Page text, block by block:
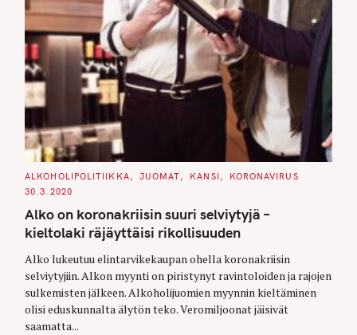
C
T
G
R
S
ALKOHOLIPOLITIIKKA JUOMAT KANSI
KORONAVIRUS
30.3.2020
Alko on koronakriisin suuri selviytyjä –
kieltolaki räjäyttäisi rikollisuuden
Alko lukeutuu elintarvikekaupan ohella koronakriisin
selviytyjiin. Alkon myynti on piristynyt ravintoloiden ja rajojen
sulkemisten jälkeen. Alkoholijuomien myynnin kieltäminen
olisi eduskunnalta älytön teko. Veromiljoonat jäisivät
saamatta...